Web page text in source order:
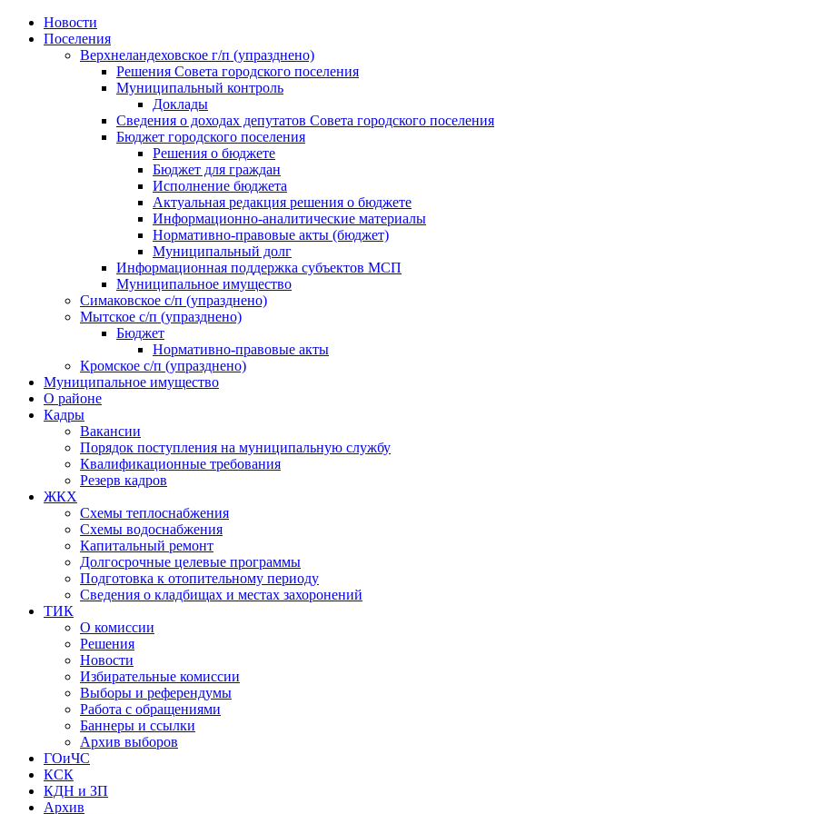
Skip
Новости
Поселения
Верхнеландеховское г/п (упразднено)
Решения Совета городского поселения
Муниципальный контроль
Доклады
Сведения о доходах депутатов Совета городского поселения
Бюджет городского поселения
Решения о бюджете
Бюджет для граждан
Исполнение бюджета
Актуальная редакция решения о бюджете
Информационно-аналитические материалы
Нормативно-правовые акты (бюджет)
Муниципальный долг
Информационная поддержка субъектов МСП
Муниципальное имущество
Симаковское с/п (упразднено)
Мытское с/п (упразднено)
Бюджет
Нормативно-правовые акты
Кромское с/п (упразднено)
Муниципальное имущество
О районе
Кадры
Вакансии
Порядок поступления на муниципальную службу
Квалификационные требования
Резерв кадров
ЖКХ
Схемы теплоснабжения
Схемы водоснабжения
Капитальный ремонт
Долгосрочные целевые программы
Подготовка к отопительному периоду
Сведения о кладбищах и местах захоронений
ТИК
О комиссии
Решения
Новости
Избирательные комиссии
Выборы и референдумы
Работа с обращениями
Баннеры и ссылки
Архив выборов
ГОиЧС
КСК
КДН и ЗП
Архив